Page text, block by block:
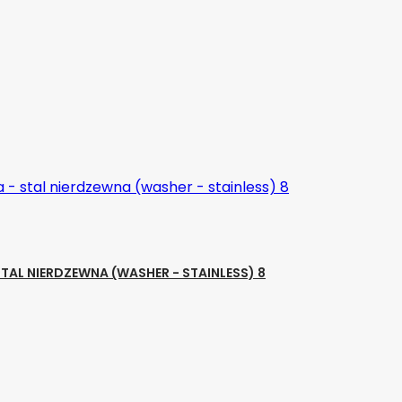
NIERDZEWNA (WASHER - STAINLESS) 8